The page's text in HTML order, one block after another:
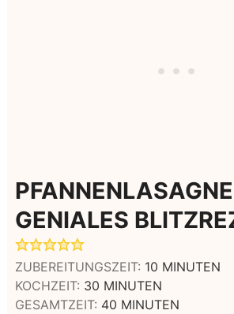
GENIALES
ZUBEREITUNGSZEIT: 10 MINUTEN
MINUTEN
KOCHZEIT: 30 MINUTEN
MINUTEN
GESAMTZEIT: 40 MINUTEN
MINUTEN